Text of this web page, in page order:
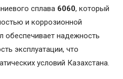
сплава 6060, который
и коррозионной
обеспечивает надежность
эксплуатации, что
условий Казахстана.